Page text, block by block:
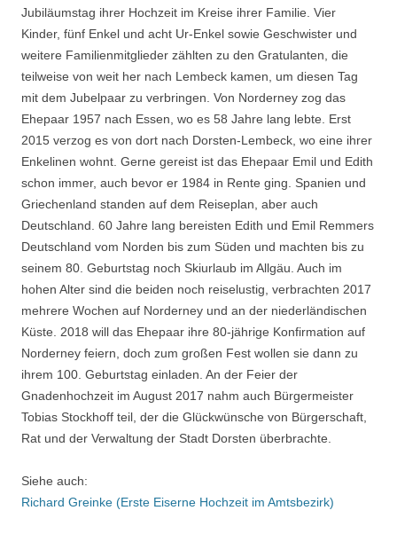
Jubiläumstag ihrer Hochzeit im Kreise ihrer Familie. Vier
Kinder, fünf Enkel und acht Ur-Enkel sowie Geschwister und
weitere Familienmitglieder zählten zu den Gratulanten, die
teilweise von weit her nach Lembeck kamen, um diesen Tag
mit dem Jubelpaar zu verbringen. Von Norderney zog das
Ehepaar 1957 nach Essen, wo es 58 Jahre lang lebte. Erst
2015 verzog es von dort nach Dorsten-Lembeck, wo eine ihrer
Enkelinen wohnt. Gerne gereist ist das Ehepaar Emil und Edith
schon immer, auch bevor er 1984 in Rente ging. Spanien und
Griechenland standen auf dem Reiseplan, aber auch
Deutschland. 60 Jahre lang bereisten Edith und Emil Remmers
Deutschland vom Norden bis zum Süden und machten bis zu
seinem 80. Geburtstag noch Skiurlaub im Allgäu. Auch im
hohen Alter sind die beiden noch reiselustig, verbrachten 2017
mehrere Wochen auf Norderney und an der niederländischen
Küste. 2018 will das Ehepaar ihre 80-jährige Konfirmation auf
Norderney feiern, doch zum großen Fest wollen sie dann zu
ihrem 100. Geburtstag einladen. An der Feier der
Gnadenhochzeit im August 2017 nahm auch Bürgermeister
Tobias Stockhoff teil, der die Glückwünsche von Bürgerschaft,
Rat und der Verwaltung der Stadt Dorsten überbrachte.
Siehe auch:
Richard Greinke (Erste Eiserne Hochzeit im Amtsbezirk)